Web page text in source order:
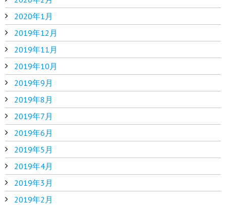
2020年1月
2019年12月
2019年11月
2019年10月
2019年9月
2019年8月
2019年7月
2019年6月
2019年5月
2019年4月
2019年3月
2019年2月